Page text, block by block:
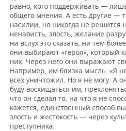
равно, кого поддерживать —
общего мнения. А есть другие —
насилии, но никогда не решится
ненависть, злость, желание
ни вслух это сказать, ни тем
они выбирают «героя», который
них. Через него они выражают
Например, им близка мысль: «Я
всех уничтожил. Но я не могу. А
буду восхищаться им,
что он сделал то, на что я не
кажется, единственный способ
злость и жестокость — через
преступника.